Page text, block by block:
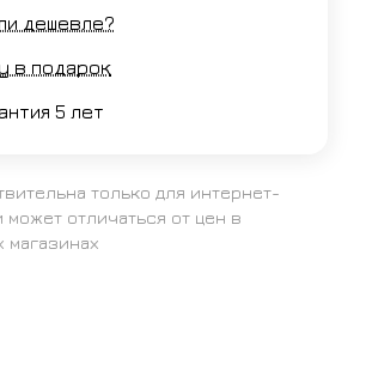
дешевле?
в подарок
5 лет
только для интернет-
может отличаться от цен в
магазинах